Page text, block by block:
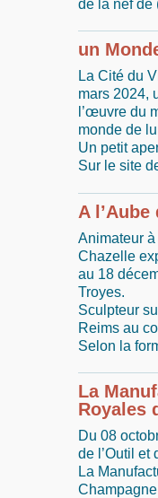
de la nef
un
La Cité du
mars 2024,
l’œuvre du
monde de
Un petit
Sur le site
A
Animateur à
Chazelle
au 18
Troyes.
Sculpteur
Reims au
Selon la
La
Royales
Du 08
de l’Outil et
La